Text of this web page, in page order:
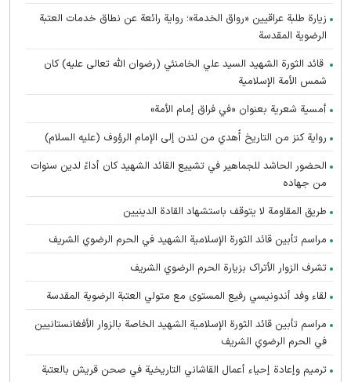
زيارة طلبة عراقيين «رواق الخدمة»؛ رواية رائعة عن نطاق خدمات العتبة
الرضوية المقدسة
قائد الثورة الشهيد السيد علي الخامنئي (رضوان الله تعالى عليه) كان
شمس الأمة الإسلامية
أمسية شعرية بعنوان «في فراق إمام الأمة»
رواية كنز من التاريخ أُهدي من لندن إلى الإمام الرؤوف (عليه السلام)
الحضور الحاشد للجماهير في تشييع القائد الشهيد كان أداءً لدين سنوات
من جهاده
طريق المقاومة لا يتوقف باستشهاد القادة الدينيين
مراسم تأبين قائد الثورة الإسلامية الشهید في الحرم الرضوي الشریف
تشرف الزوار الأتراک بزیارة الحرم الرضوي الشریف
لقاء وفد أندونیسي رفيع المستوى مع متولي العتبة الرضوية المقدسة
مراسم تأبین قائد الثورة الإسلامية الشهيد الخاصة بالزوار الأفغانستانیین
في الحرم الرضوي الشریف
ترميم وإعادة إحياء أعمال القاشاني التاريخية في صحن قريش بالعتبة